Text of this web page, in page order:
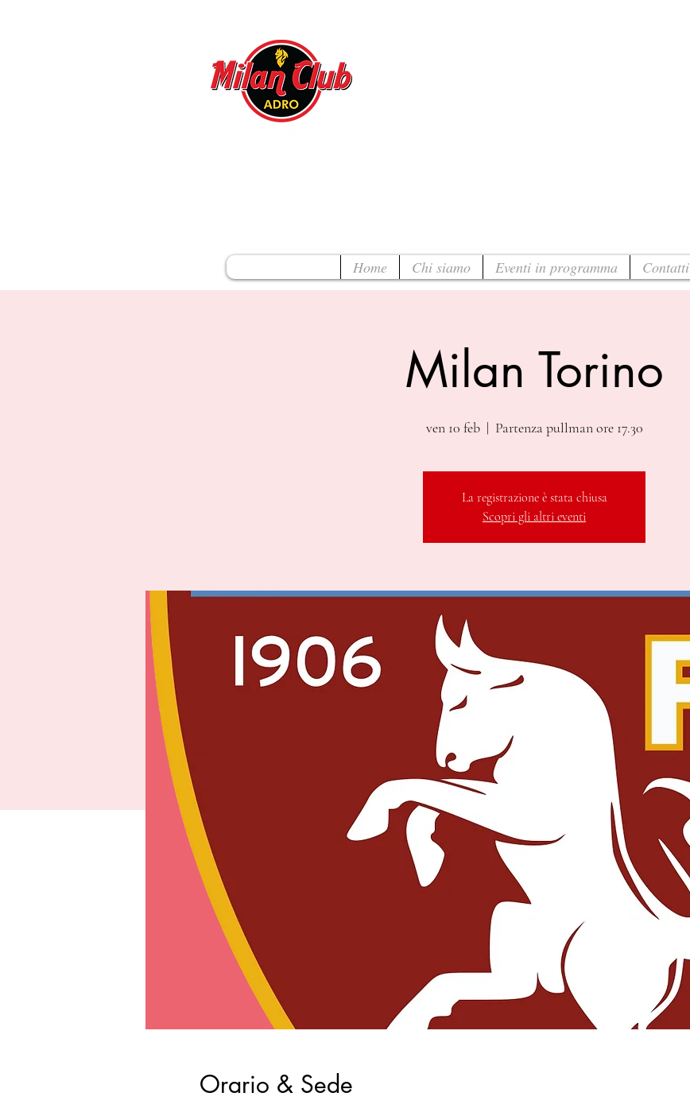
Home Chi siamo Eventi in programma Contatti
Milan Torino
ven 10 feb
  |
Partenza pullman ore 17.30
La registrazione è stata chiusa
Scopri gli altri eventi
Orario & Sede